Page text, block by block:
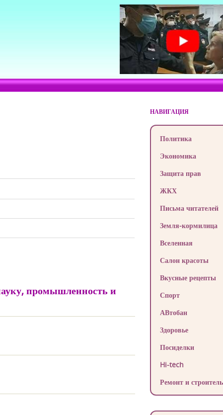
промышленность и
НАВИГАЦИЯ
Политика
Экономика
Защита прав
ЖКХ
Письма читателей
Земля-кормилица
Вселенная
Салон красоты
Вкусные рецепты
Спорт
АВтобан
Здоровье
Посиделки
Hi-tech
Ремонт и